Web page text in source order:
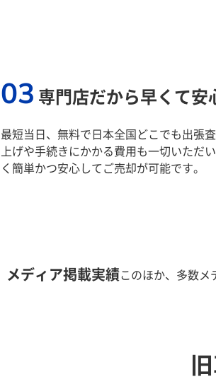
03 専門店だから早くて安
最短当日、無料で日本全国どこでも出張
上げや手続きにかかる費用も一切いただ
く簡単かつ安心してご売却が可能です。
メディア掲載実績このほか、多数メ